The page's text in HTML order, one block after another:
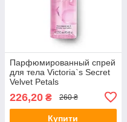
Парфюмированный спрей
для тела Victoria`s Secret
Velvet Petals
226,20 ₴ 260 ₴
Купити